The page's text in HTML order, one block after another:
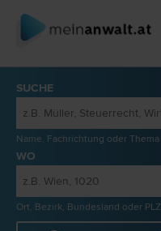
SUCHE
Name, Fachrichtung oder Thema
WO
Ort, Bezirk, Bundesland oder PLZ